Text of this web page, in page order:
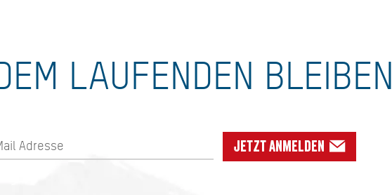
LAUFENDEN BLEIBEN
Jetzt anmelden